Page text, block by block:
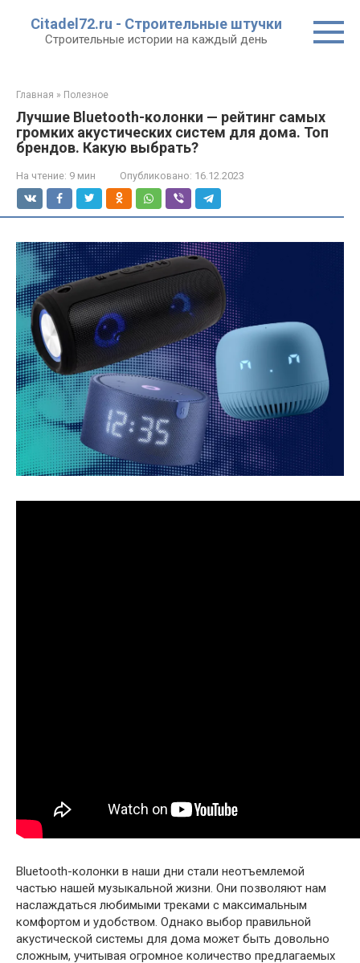
контенту
Citadel72.ru - Строительные штучки
Строительные истории на каждый день
Главная » Полезное
Лучшие Bluetooth-колонки — рейтинг самых
громких акустических систем для дома. Топ
брендов. Какую выбрать?
На чтение: 9 мин Опубликовано: 16.12.2023
Bluetooth-колонки в наши дни стали неотъемлемой
частью нашей музыкальной жизни. Они позволяют нам
наслаждаться любимыми треками с максимальным
комфортом и удобством. Однако выбор правильной
акустической системы для дома может быть довольно
сложным, учитывая огромное количество предлагаемых